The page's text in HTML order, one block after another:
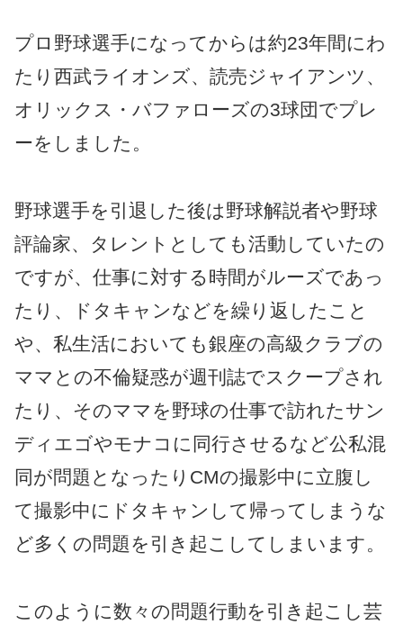
プロ野球選手になってからは約23年間にわ
たり西武ライオンズ、読売ジャイアンツ、
オリックス・バファローズの3球団でプレ
ーをしました。
野球選手を引退した後は野球解説者や野球
評論家、タレントとしても活動していたの
ですが、仕事に対する時間がルーズであっ
たり、ドタキャンなどを繰り返したこと
や、私生活においても銀座の高級クラブの
ママとの不倫疑惑が週刊誌でスクープされ
たり、そのママを野球の仕事で訪れたサン
ディエゴやモナコに同行させるなど公私混
同が問題となったりCMの撮影中に立腹し
て撮影中にドタキャンして帰ってしまうな
ど多くの問題を引き起こしてしまいます。
このように数々の問題行動を引き起こし芸